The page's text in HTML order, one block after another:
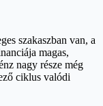
szakaszban van, a
magas,
nagy része még
ciklus valódi